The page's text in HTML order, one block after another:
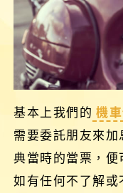
基本上我們的 機
需要委託朋友來
典當時的當票，便
如有任何不了解